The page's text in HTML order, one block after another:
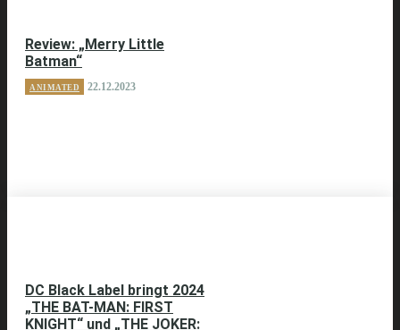
Review: „Merry Little
Batman“
ANIMATED 22.12.2023
DC Black Label bringt 2024
„THE BAT-MAN: FIRST
KNIGHT“ und „THE JOKER: